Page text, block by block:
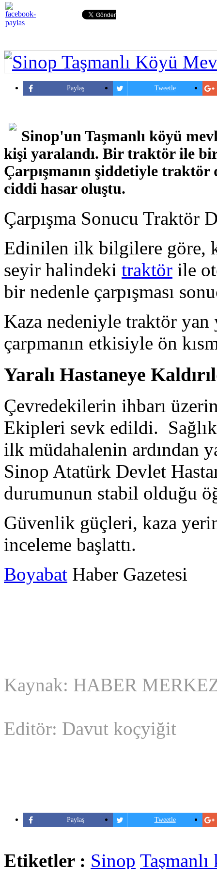
Paylaş Tweetle
Sinop'un Taşmanlı köyü
kişi yaralandı. Bir traktör ile bir
Çarpışmanın şiddetiyle
ciddi hasar oluştu.
Çarpışma Sonucu Traktör
Edinilen ilk bilgilere göre,
seyir halindeki traktör ile
bir nedenle çarpışması
Kaza nedeniyle traktör
çarpmanın etkisiyle ön
Yaralı Hastaneye
Çevredekilerin ihbarı
Ekipleri sevk edildi.
ilk müdahalenin ardından
Sinop Atatürk Devlet
durumunun stabil olduğu
Güvenlik güçleri, kaza
inceleme başlattı.
Boyabat Haber Gazetesi
Kaynak: HABER
Editör: Davut koçyiğit
Paylaş Tweetle
Etiketler : Sinop